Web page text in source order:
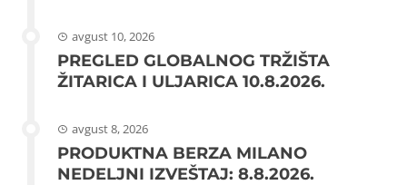
avgust 10, 2026
PREGLED GLOBALNOG TRŽIŠTA
ŽITARICA I ULJARICA 10.8.2026.
avgust 8, 2026
PRODUKTNA BERZA MILANO
NEDELJNI IZVEŠTAJ: 8.8.2026.